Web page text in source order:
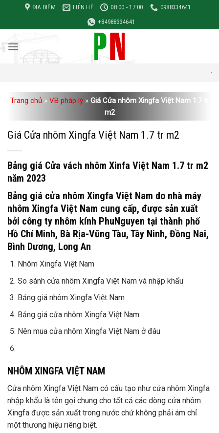
nội
dung
ĐỊA ĐIỂM LIÊN HỆ 08:00 - 17:00
0988334641
+84988334641
Đơn giá xây
Trang chủ » VB pháp lý » Giá Cửa nhôm Xingfa Việt Nam 1.7 tr
m2
Giá Cửa nhôm Xingfa Việt Nam 1.7 tr m2
Bảng giá Cửa vách nhôm Xinfa Việt Nam 1.7 tr m2
năm 2023
Bảng giá cửa nhôm Xingfa Việt Nam do nhà máy
nhôm Xingfa Việt Nam cung cấp, được sản xuất
bởi công ty nhôm kính PhuNguyen tại thành phố
Hồ Chí Minh, Bà Rịa-Vũng Tàu, Tây Ninh, Đồng Nai,
Bình Dương, Long An
Nhôm Xingfa Việt Nam
So sánh cửa nhôm Xingfa Việt Nam và nhập khẩu
Bảng giá nhôm Xingfa Việt Nam
Bảng giá cửa nhôm Xingfa Việt Nam
Nên mua cửa nhôm Xingfa Việt Nam ở đâu
NHÔM XINGFA VIỆT NAM
Cửa nhôm Xingfa Việt Nam có cấu tạo như cửa nhôm Xingfa
nhập khẩu là tên gọi chung cho tất cả các dòng cửa nhôm
Xingfa được sản xuất trong nước chứ không phải ám chỉ
một thương hiệu riêng biệt.